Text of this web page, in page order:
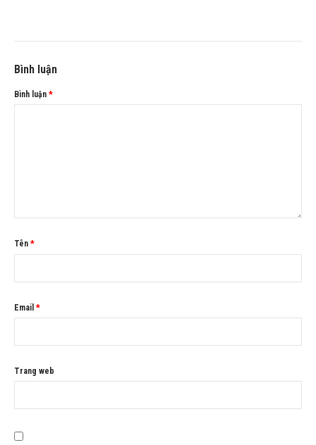
Bình luận
Bình luận *
Tên *
Email *
Trang web